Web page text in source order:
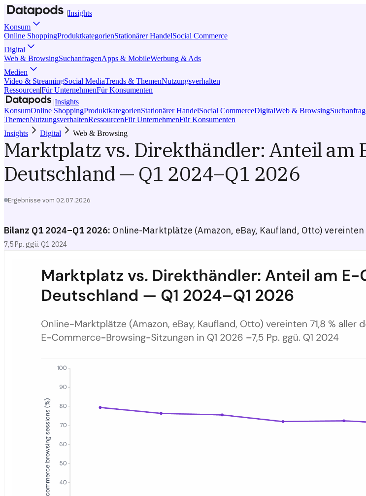
|Insights
Konsum
Online ShoppingProduktkategorienStationärer HandelSocial Commerce
Digital
Web & BrowsingSuchanfragenApps & MobileWerbung & Ads
Medien
Video & StreamingSocial MediaTrends & ThemenNutzungsverhalten
Ressourcen|Für UnternehmenFür Konsumenten
|Insights
KonsumOnline ShoppingProduktkategorienStationärer HandelSocial CommerceDigitalWeb & Browsing
ThemenNutzungsverhaltenRessourcenFür UnternehmenFür Konsumenten
Insights
Digital Web & Browsing
Marktplatz vs. Direkthändler: Anteil am
Deutschland — Q1 2024–Q1 2026
Ergebnisse vom 02.07.2026
Bilanz Q1 2024–Q1 2026: Online-Marktplätze (Amazon, eBay, Kaufland, Otto) vereinten
7,5 Pp. ggü. Q1 2024